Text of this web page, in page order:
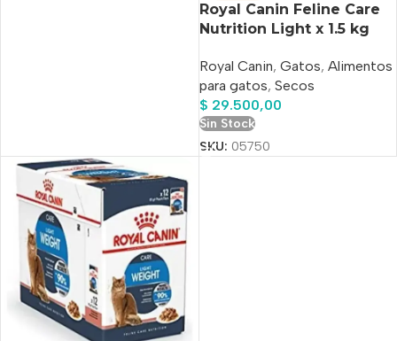
Royal Canin Feline Care
Nutrition Light x 1.5 kg
Royal Canin, Gatos, Alimentos
para gatos, Secos
$ 29.500,00
Sin Stock
SKU: 05750